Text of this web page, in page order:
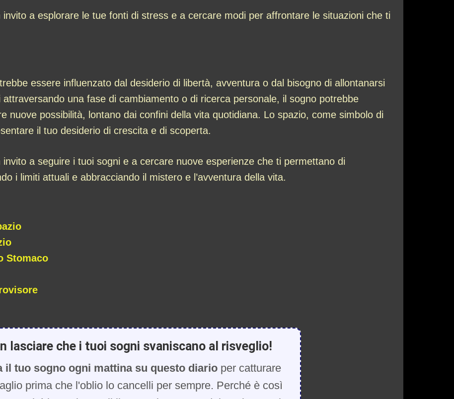
a esplorare le tue fonti di stress e a cercare modi per affrontare le situazioni che ti
essere influenzato dal desiderio di libertà, avventura o dal bisogno di allontanarsi
una fase di cambiamento o di ricerca personale, il sogno potrebbe
nuove possibilità, lontano dai confini della vita quotidiana. Lo spazio, come simbolo di
il tuo desiderio di crescita e di scoperta.
a seguire i tuoi sogni e a cercare nuove esperienze che ti permettano di
i limiti attuali e abbracciando il mistero e l’avventura della vita.
Stomaco
lasciare che i tuoi sogni svaniscano al risveglio!
il tuo sogno ogni mattina su questo diario per catturare
prima che l'oblio lo cancelli per sempre. Perché è così